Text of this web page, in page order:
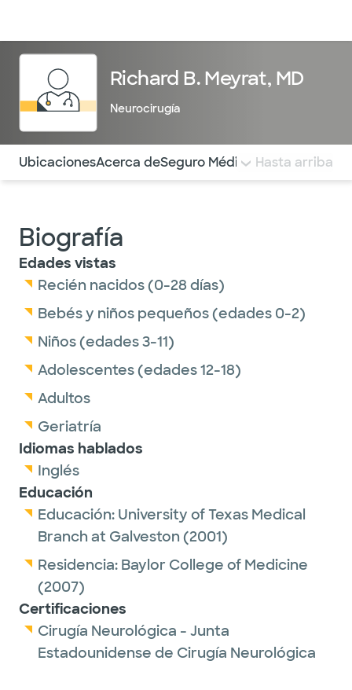
Richard B. Meyrat, MD
Neurocirugía
Utilice esta navegación para saltar rápidamente a
UbicacionesAcerca deSeguro Médico COMENTARIOS
Hasta arriba
Biografía
Edades vistas
Recién nacidos (0-28 días)
Bebés y niños pequeños (edades 0-2)
Niños (edades 3-11)
Adolescentes (edades 12-18)
Adultos
Geriatría
Idiomas hablados
Inglés
Educación
Educación: University of Texas Medical
Branch at Galveston (2001)
Residencia: Baylor College of Medicine
(2007)
Certificaciones
Cirugía Neurológica - Junta
Estadounidense de Cirugía Neurológica